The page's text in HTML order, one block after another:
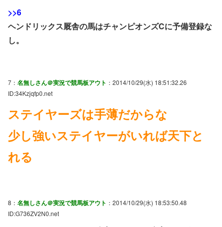
>>6
ヘンドリックス厩舎の馬はチャンピオンズCに予備登録な
し。
7： 名無しさん＠実況で競馬板アウト ：2014/10/29(水) 18:51:32.26
ID:34Kzjqfp0.net
ステイヤーズは手薄だからな
少し強いステイヤーがいれば天下と
れる
8： 名無しさん＠実況で競馬板アウト ：2014/10/29(水) 18:53:50.48
ID:G736ZV2N0.net